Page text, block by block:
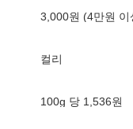
3,000원 (4만원 이
컬리
100g 당 1,536원